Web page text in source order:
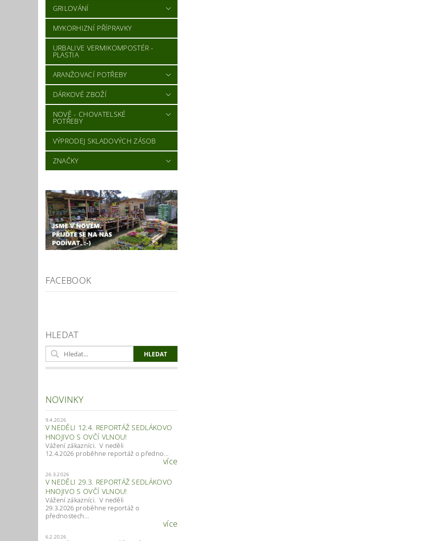
GRILOVÁNÍ
MYKORHIZNÍ PŘÍPRAVKY
URBALIVE VERMIKOMPOSTÉR -
PLASTIA
ARANŽOVACÍ POTŘEBY
DÁRKOVÉ ZBOŽÍ
NOVĚ - CHOVATELSKÉ
POTŘEBY
VÝPRODEJ SKLADOVÝCH ZÁSOB
ZNAČKY
FACEBOOK
HLEDAT
NOVINKY
9.4.2026
V NEDĚLI 12.4. REPORTÁŽ SEDLÁKOVO
HNOJIVO S OVČÍ VLNOU!
Vážení zákazníci. V neděli
12.4.2026 proběhne reportáž o předno...
více
26.3.2026
V NEDĚLI 29.3. REPORTÁŽ SEDLÁKOVO
HNOJIVO S OVČÍ VLNOU!
Vážení zákazníci. V neděli
29.3.2026 proběhne reportáž o
přednostech...
více
6.2.2026